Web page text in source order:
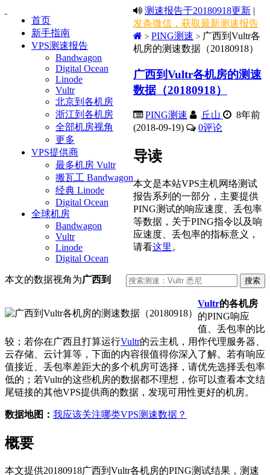
首页
新手指南
VPS测速报告
Bandwagon
Digital Ocean
Linode
Vultr
北京到各机房
浙江到各机房
全部机房视角
更多
VPS提供商
最多机房 Vultr
搬瓦工 Bandwagon
经典 Linode
Digital Ocean
全球机房
Bandwagon
Vultr
Linode
Digital Ocean
测速报告于20180918更新 |
发条微信，获取最新测速报告
> PING测速 > 广西到Vultr各
机房的测速数据（20180918）
广西到Vultr各机房的测速
数据（20180918）
PING测速 丘山
8年前
(2018-09-19)
0评论
导读
本文是本站VPS主机网络测试
报告系列的一部分，主要提供
PING测试的响应速度、丢包率
等数据，关于PING指令以及响
应速度、丢包率的指标意义，
请看这里 。
本文的数据视角为广西到
Vultr的各机房
的PING响应
值、丢包率的比
较；若你在广西且打算运行Vultr的云主机，用作代理服务器、
云存储、云计算等，下面的内容很值得你深入了解。若有响应
值接近、丢包率差距大的多个机房可选择，请优先选择丢包率
低的；若Vultr的这些机房的数据都不理想，你可以查看本文结
尾链接的其他VPS提供商的数据，发现可用性更好的机房。
数据地图： 我应该关注哪类VPS测速数据？
概要
本文提供20180918广西到Vultr各机房的PING测试结果，测速